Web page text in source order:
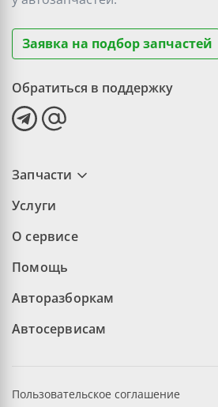
Заявка на подбор запчастей
Обратиться в поддержку
Запчасти
Услуги
О сервисе
Помощь
Авторазборкам
Автосервисам
Пользовательское соглашение